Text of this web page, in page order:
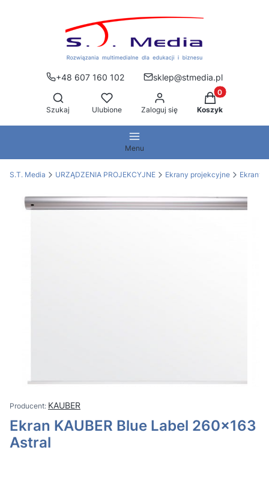
+48 607 160 102
sklep@stmedia.pl
Otwórz wyszukiwarkę
Szukaj Ulubione Zaloguj się
Produkty w
Koszyk
Menu
S.T. Media URZĄDZENIA PROJEKCYJNE Ekrany projekcyjne Ekrany
KAUBER
Ekran KAUBER Blue Label 260x163
Astral